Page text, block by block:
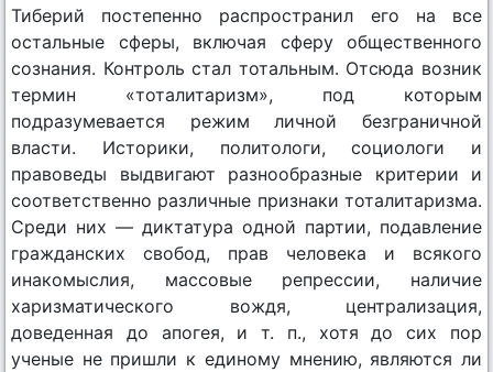
Тиберий постепенно распространил его на все
остальные сферы, включая сферу общественного
сознания. Контроль стал тотальным. Отсюда возник
термин «тоталитаризм», под которым
подразумевается режим личной безграничной
власти. Историки, политологи, социологи и
правоведы выдвигают разнообразные критерии и
соответственно различные признаки тоталитаризма.
Среди них — диктатура одной партии, подавление
гражданских свобод, прав человека и всякого
инакомыслия, массовые репрессии, наличие
харизматического вождя, централизация,
доведенная до апогея, и т. п., хотя до сих пор
ученые не пришли к единому мнению, являются ли